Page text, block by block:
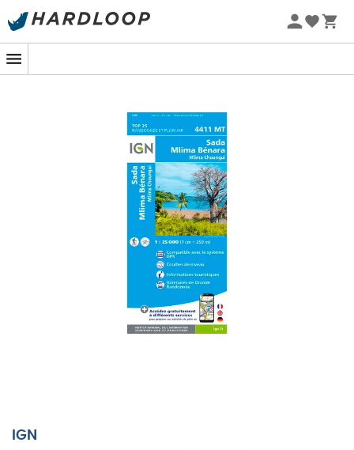
Letnie promocje 🔥 -5% DODATKOWO przy zakupie 2
IGN